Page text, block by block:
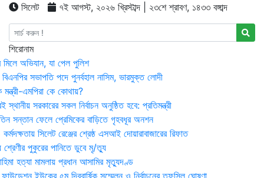
সিলেট ৭ই আগস্ট, ২০২৬ খ্রিস্টাব্দ | ২৩শে শ্রাবণ, ১৪৩৩ বঙ্গাব্দ
শিরোনাম
মিলে অভিযান, যা পেল পুলিশ
সভাপতি পদে পুনর্বহাল নাসিম, ভারমুক্ত লোদী
মন্ত্রী-এমপিরা কে কোথায়?
সরকারের সকল নির্বাচন অনুষ্ঠিত হবে: প্রতিমন্ত্রী
সন্তান ফেলে প্রেমিকের বাড়িতে গৃহবধূর অনশন
সিলেট রেঞ্জের শ্রেষ্ঠ এসআই দোয়ারাবাজারের রিফাত
শ্রেণীর পুকুরের পানিতে ডুবে মৃ/ত্যু
হত্যা মামলায় প্রধান আসামির মৃত্যুদণ্ড
ইউকের ৫ম দ্বিবার্ষিক সম্মেলন ও নির্বাচনের তফসিল ঘোষণা